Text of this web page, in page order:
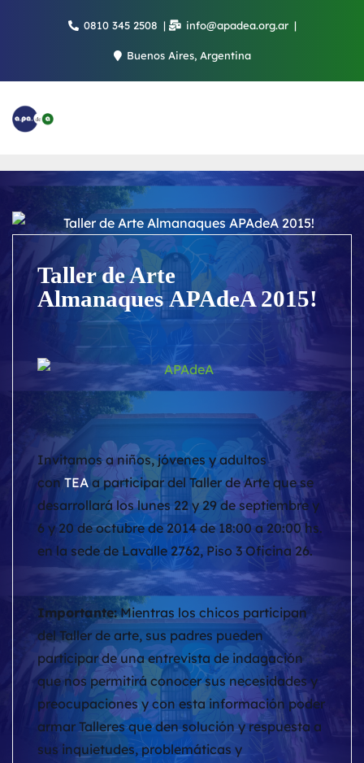
0810 345 2508 info@apadea.org.ar
Buenos Aires, Argentina
Taller de Arte
Almanaques APAdeA 2015!
Invitamos a niños, jóvenes y adultos
con TEA a participar del Taller de Arte que se
desarrollará los lunes 22 y 29 de septiembre y
6 y 20 de octubre de 2014 de 18:00 a 20:00 hs.
en la sede de Lavalle 2762, Piso 3 Oficina 26.
Importante:Mientras los chicos participan
del Taller de arte, sus padres pueden
participar de una entrevista de indagación
que nos permitirá conocer sus necesidades y
preocupaciones y con esta información poder
armar Talleres que den solución y respuesta a
sus inquietudes, problemáticas y